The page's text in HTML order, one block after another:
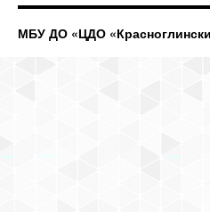
МБУ ДО «ЦДО